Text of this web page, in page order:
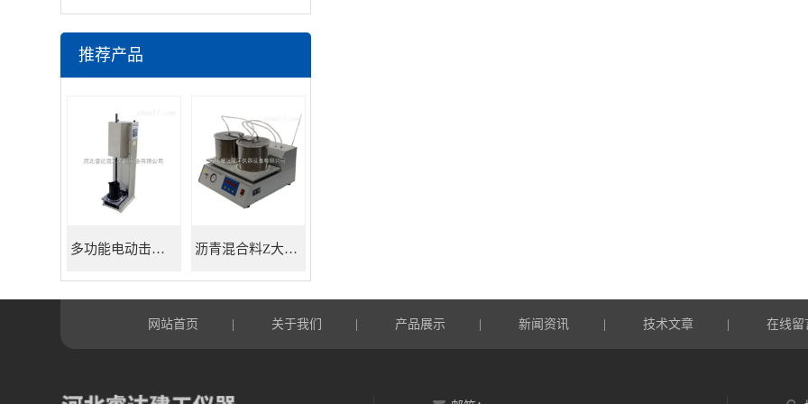
推荐产品
多功能电动击实仪 沥青混合料Z大理论相对密度仪
网站首页 关于我们 产品展示 新闻资讯 技术文章 在线留